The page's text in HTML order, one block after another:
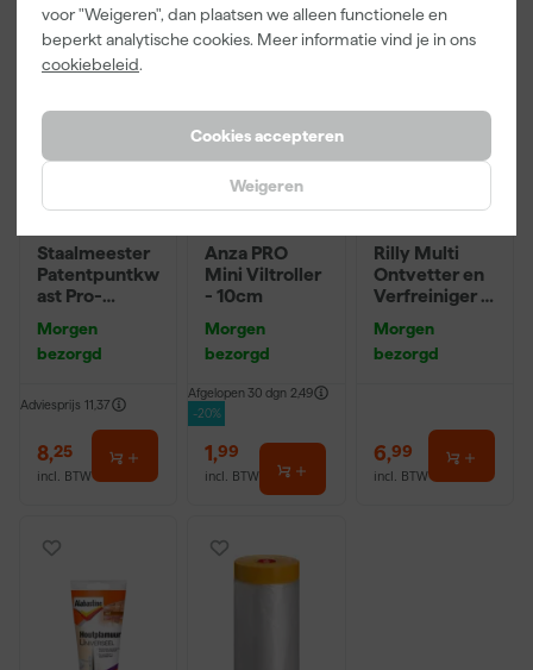
voor "Weigeren", dan plaatsen we alleen functionele en
beperkt analytische cookies. Meer informatie vind je in ons
cookiebeleid.
Cookies accepteren
Weigeren
Onze Top 10
Staalmeester
Patentpuntkw
ast Pro-
10 (2cm)
Morgen
bezorgd
Adviesprijs 11,37
8,25
incl. BTW
Onze Top 10
Anza PRO
Mini Viltroller
- 10cm
Morgen
bezorgd
Afgelopen 30 dgn 2,49
-20%
1,99
incl. BTW
Onze Top 10
Rilly Multi
Ontvetter en
Verfreiniger –
Morgen
bezorgd
6,99
incl. BTW